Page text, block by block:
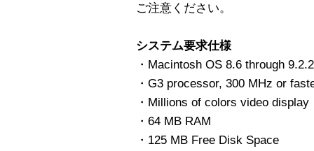
ご注意ください。
システム要求仕様
・Macintosh OS 8.6 through 9.2.2
・G3 processor, 300 MHz or
・Millions of colors video display
・64 MB RAM
・125 MB Free Disk Space